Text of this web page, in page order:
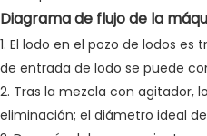
Diagrama de flujo de la
1. El lodo en el pozo de lodos
de entrada de lodo se puede
2. Tras la mezcla con agitador,
eliminación; el diámetro ideal